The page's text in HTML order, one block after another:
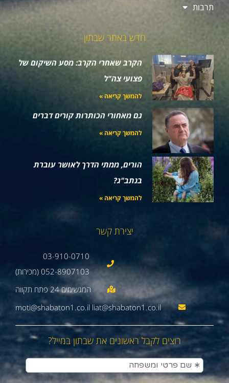
תרבות
חדש באתר שבתון
הקרב שאחרי הקרב: מסע השיקום של
פצועי צה"ל
להמשך קריאה »
גם מאחורי הכותרות קורים דברים
להמשך קריאה »
הורים, ממתי הדרך לאושר עוברת
בנתב"ג?
להמשך קריאה »
יצירת קשר
03-910-0710
052-8907103 (מכירות)
moti@shabaton1.co.il liat@shabaton1.co.il
רוצים לקבל ראשונים את שבתון במייל?